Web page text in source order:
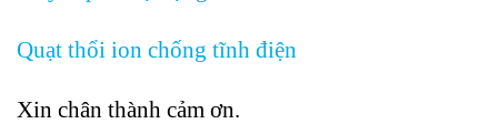
Quạt thổi ion chống tĩnh điện
Xin chân thành cảm ơn.